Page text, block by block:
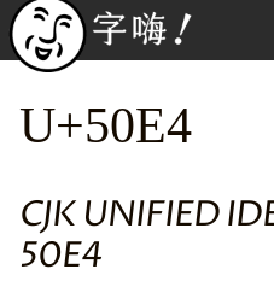
U+50E4
CJK UNIFIED
50E4